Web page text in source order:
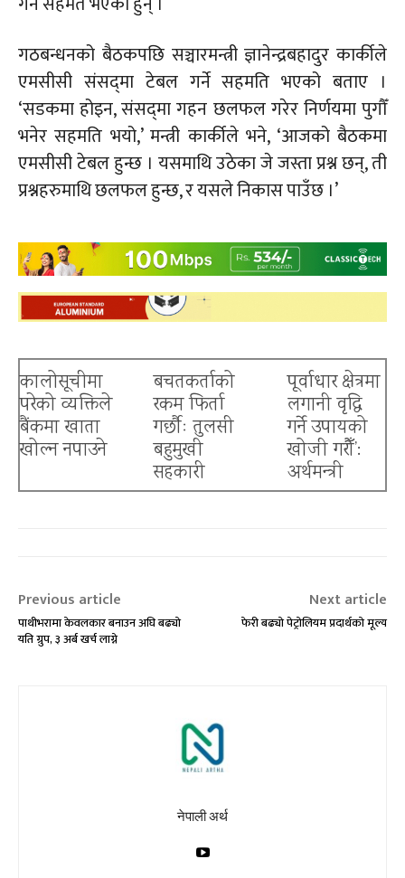
गठबन्धनको बैठकपछि सञ्चारमन्त्री ज्ञानेन्द्रबहादुर कार्कीले
एमसीसी संसद्‍मा टेबल गर्ने सहमति भएको बताए ।
‘सडकमा होइन, संसद्‍मा गहन छलफल गरेर निर्णयमा पुगौँ
भनेर सहमति भयो,’ मन्त्री कार्कीले भने, ‘आजको बैठकमा
एमसीसी टेबल हुन्छ । यसमाथि उठेका जे जस्ता प्रश्न छन्, ती
प्रश्नहरुमाथि छलफल हुन्छ, र यसले निकास पाउँछ ।’
कालोसूचीमा
परेको व्यक्तिले
बैंकमा खाता
खोल्न नपाउने
बचतकर्ताको
रकम फिर्ता
गर्छाैः तुलसी
बहुमुखी
सहकारी
पूर्वाधार क्षेत्रमा
लगानी वृद्धि
गर्ने उपायको
खोजी गरौँ’:
अर्थमन्त्री
Previous article
पाथीभरामा केवलकार बनाउन अघि बढ्यो
यति ग्रुप, ३ अर्ब खर्च लाग्ने
Next article
फेरी बढ्यो पेट्रोलियम प्रदार्थको मूल्य
नेपाली अर्थ